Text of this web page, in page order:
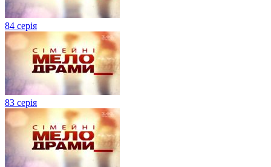
84 серія
83 серія